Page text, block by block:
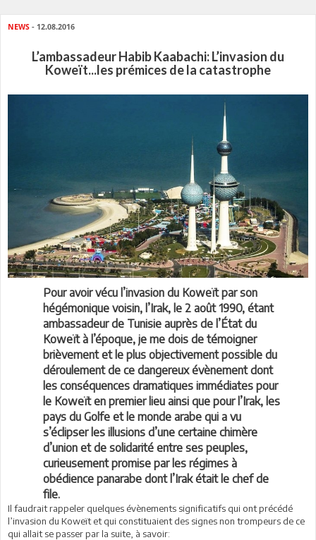
NEWS - 12.08.2016
L’ambassadeur Habib Kaabachi: L’invasion du
Koweït...les prémices de la catastrophe
Pour avoir vécu l’invasion du Koweït par son
hégémonique voisin, l’Irak, le 2 août 1990, étant
ambassadeur de Tunisie auprès de l’État du
Koweït à l’époque, je me dois de témoigner
brièvement et le plus objectivement possible du
déroulement de ce dangereux évènement dont
les conséquences dramatiques immédiates pour
le Koweït en premier lieu ainsi que pour l’Irak, les
pays du Golfe et le monde arabe qui a vu
s’éclipser les illusions d’une certaine chimère
d’union et de solidarité entre ses peuples,
curieusement promise par les régimes à
obédience panarabe dont l’Irak était le chef de
file.
Il faudrait rappeler quelques évènements significatifs qui ont précédé
l’invasion du Koweït et qui constituaient des signes non trompeurs de ce
qui allait se passer par la suite, à savoir: